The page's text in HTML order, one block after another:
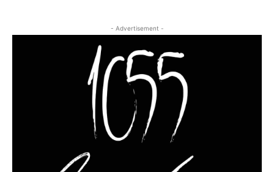
- Advertisement -